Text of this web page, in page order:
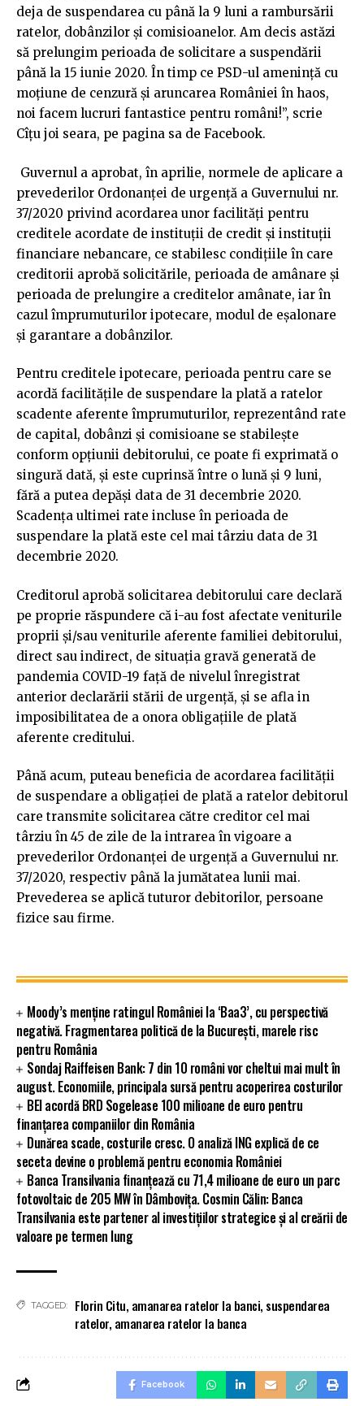
deja de suspendarea cu până la 9 luni a rambursării
ratelor, dobânzilor şi comisioanelor. Am decis astăzi
să prelungim perioada de solicitare a suspendării
până la 15 iunie 2020. În timp ce PSD-ul ameninţă cu
moţiune de cenzură şi aruncarea României în haos,
noi facem lucruri fantastice pentru români!”, scrie
Cîţu joi seara, pe pagina sa de Facebook.
Guvernul a aprobat, în aprilie, normele de aplicare a
prevederilor Ordonanţei de urgenţă a Guvernului nr.
37/2020 privind acordarea unor facilităţi pentru
creditele acordate de instituţii de credit şi instituţii
financiare nebancare, ce stabilesc condiţiile în care
creditorii aprobă solicitările, perioada de amânare şi
perioada de prelungire a creditelor amânate, iar în
cazul împrumuturilor ipotecare, modul de eşalonare
şi garantare a dobânzilor.
Pentru creditele ipotecare, perioada pentru care se
acordă facilităţile de suspendare la plată a ratelor
scadente aferente împrumuturilor, reprezentând rate
de capital, dobânzi şi comisioane se stabileşte
conform opţiunii debitorului, ce poate fi exprimată o
singură dată, şi este cuprinsă între o lună şi 9 luni,
fără a putea depăşi data de 31 decembrie 2020.
Scadenţa ultimei rate incluse în perioada de
suspendare la plată este cel mai târziu data de 31
decembrie 2020.
Creditorul aprobă solicitarea debitorului care declară
pe proprie răspundere că i-au fost afectate veniturile
proprii şi/sau veniturile aferente familiei debitorului,
direct sau indirect, de situaţia gravă generată de
pandemia COVID-19 faţă de nivelul înregistrat
anterior declarării stării de urgenţă, şi se afla in
imposibilitatea de a onora obligaţiile de plată
aferente creditului.
Până acum, puteau beneficia de acordarea facilităţii
de suspendare a obligaţiei de plată a ratelor debitorul
care transmite solicitarea către creditor cel mai
târziu în 45 de zile de la intrarea în vigoare a
prevederilor Ordonanţei de urgenţă a Guvernului nr.
37/2020, respectiv până la jumătatea lunii mai.
Prevederea se aplică tuturor debitorilor, persoane
fizice sau firme.
Moody’s menține ratingul României la ‘Baa3’, cu perspectivă
negativă. Fragmentarea politică de la București, marele risc
pentru România
Sondaj Raiffeisen Bank: 7 din 10 români vor cheltui mai mult în
august. Economiile, principala sursă pentru acoperirea costurilor
BEI acordă BRD Sogelease 100 milioane de euro pentru
finanțarea companiilor din România
Dunărea scade, costurile cresc. O analiză ING explică de ce
seceta devine o problemă pentru economia României
Banca Transilvania finanțează cu 71,4 milioane de euro un parc
fotovoltaic de 205 MW în Dâmbovița. Cosmin Călin: Banca
Transilvania este partener al investițiilor strategice și al creării de
valoare pe termen lung
TAGGED: Florin Citu, amanarea ratelor la banci, suspendarea
ratelor, amanarea ratelor la banca
Facebook